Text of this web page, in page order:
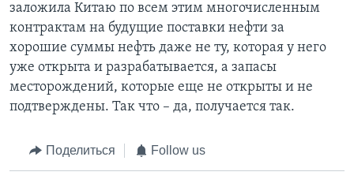
заложила Китаю по всем этим многочисленным
контрактам на будущие поставки нефти за
хорошие суммы нефть даже не ту, которая у него
уже открыта и разрабатывается, а запасы
месторождений, которые еще не открыты и не
подтверждены. Так что – да, получается так.
Поделиться Follow us